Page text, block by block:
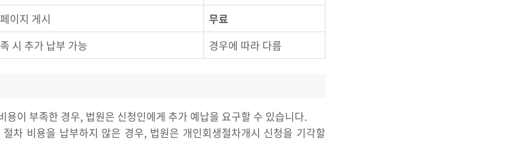
이지 게시
무료
시 추가 납부 가능 경우에 따라 다름
용이 부족한 경우, 법원은 신청인에게 추가 예납을 요구할 수 있습니다.
절차 비용을 납부하지 않은 경우, 법원은 개인회생절차개시 신청을 기각할